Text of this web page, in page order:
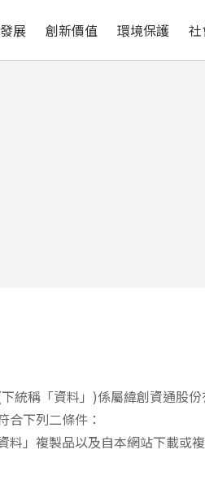
展 創新價值 環境保護
統稱「資料」)係屬緯創資通股
合下列二條件：
」複製品以及自本網站下載或